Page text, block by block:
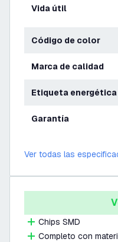
Vida útil
Código de color
Marca de calidad
Etiqueta energética
Garantía
Ver todas las
Chips SMD
Completo con